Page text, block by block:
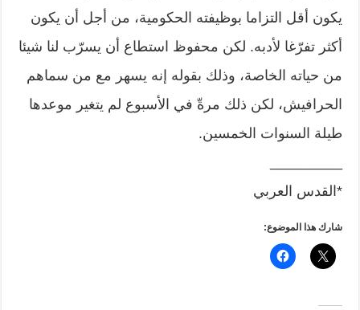
يكون أقل التزاما بوظيفته الحكومية، من أجل أن يكون
أكثر تفرّغا لأدبه. لكن محفوظ استطاع أن يسرّب لنا شيئا
من حياته الخاصة، وذلك بقوله إنه يسهر مع من سماهم
الحرافيش، لكن ذلك مرةّ في الأسبوع لم يتغير موعدها
طيلة السنوات الخمسين.
*القدس العربي
شارك هذا الموضوع: